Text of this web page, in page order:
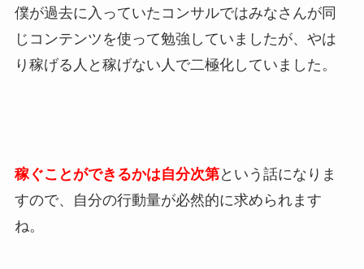
僕が過去に入っていたコンサルではみなさんが同
じコンテンツを使って勉強していましたが、やは
り稼げる人と稼げない人で二極化していました。
稼ぐことができるかは自分次第という話になりま
すので、自分の行動量が必然的に求められます
ね。